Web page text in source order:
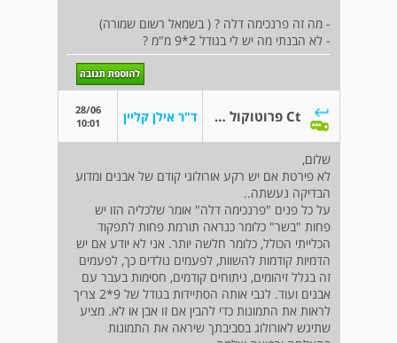
- מה זה פרנכימה דלה ? ( בשמאל רשום שמורה)
- לא הבנתי מה יש לי בגודל 2*9 מ"מ ?
Ct פרוטוקול אבנים ד"ר אילן קליין
28/06
10:01
שלום,
לא פירטת אם יש רקע אורולוגי קודם של אבנים ומדוע
הבדיקה נעשתה..
על כל פנים "פרנכימה דלה" אומר שלכליה הזו יש
פחות "בשר" כלומר כנראה תורמת פחות לתפקוד
הכלייתי הכולל, כלומר חלשה יותר. אני לא יודע אם יש
הדמיות קודמות להשוות, לפעמים נולדים כך, לפעמים
זה בגלל זיהומים, ניתוחים קודמים, חסימות בעבר עם
אבנים ועוד. לגבי אותה הסתיידות בגודל של 9*2 צריך
לראות את התמונות כדי להבין אם זו אבן או לא. מציע
שתיגש לאורולוג בסביבתך שיראה את התמונות